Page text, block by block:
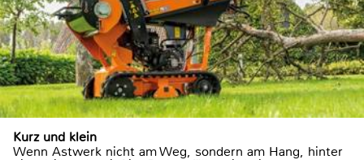
Kurz und klein
Wenn Astwerk nicht am Weg, sondern am Hang, hinter